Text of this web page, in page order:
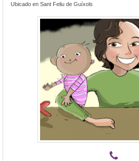
Ubicado en Sant Feliu de Guíxols